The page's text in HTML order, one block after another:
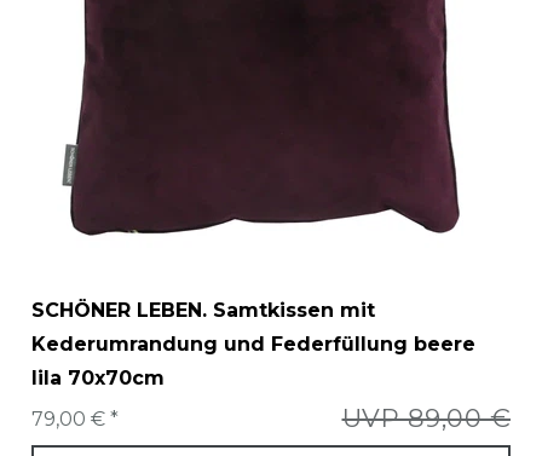
SCHÖNER LEBEN. Samtkissen mit
Kederumrandung und Federfüllung beere
lila 70x70cm
UVP 89,00 €
79,00 € *